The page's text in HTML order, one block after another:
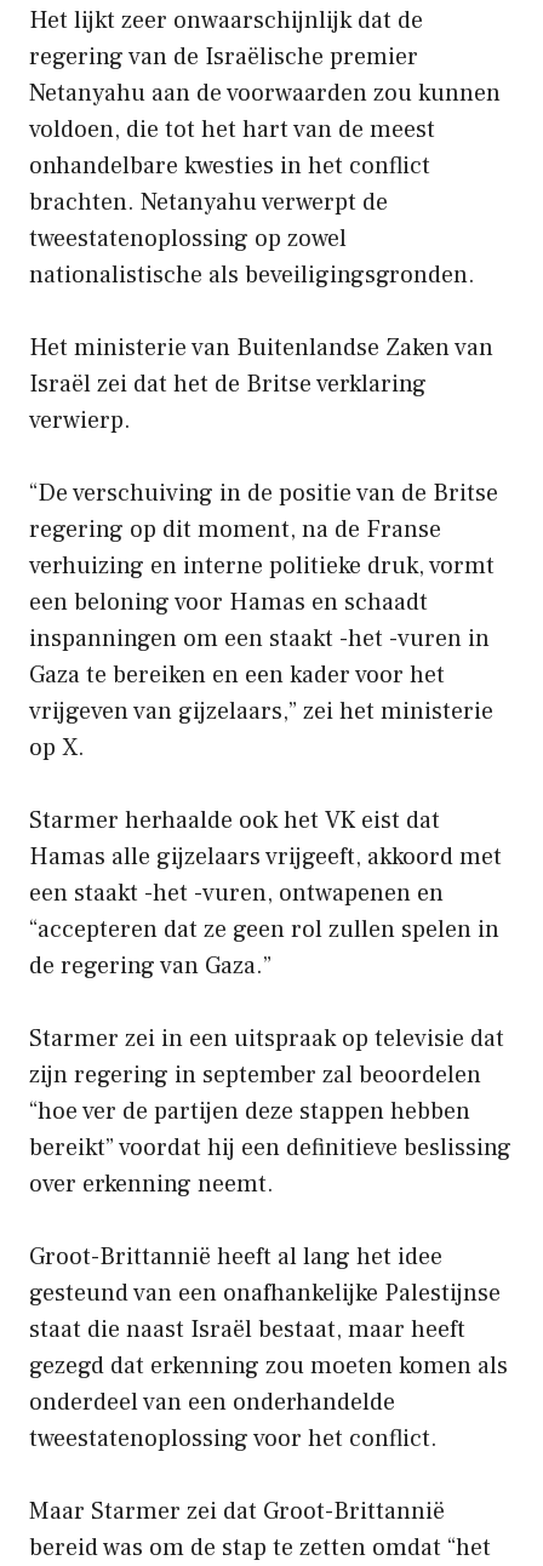
Het lijkt zeer onwaarschijnlijk dat de
regering van de Israëlische premier
Netanyahu aan de voorwaarden zou kunnen
voldoen, die tot het hart van de meest
onhandelbare kwesties in het conflict
brachten. Netanyahu verwerpt de
tweestatenoplossing op zowel
nationalistische als beveiligingsgronden.
Het ministerie van Buitenlandse Zaken van
Israël zei dat het de Britse verklaring
verwierp.
“De verschuiving in de positie van de Britse
regering op dit moment, na de Franse
verhuizing en interne politieke druk, vormt
een beloning voor Hamas en schaadt
inspanningen om een staakt -het -vuren in
Gaza te bereiken en een kader voor het
vrijgeven van gijzelaars,” zei het ministerie
op X.
Starmer herhaalde ook het VK eist dat
Hamas alle gijzelaars vrijgeeft, akkoord met
een staakt -het -vuren, ontwapenen en
“accepteren dat ze geen rol zullen spelen in
de regering van Gaza.”
Starmer zei in een uitspraak op televisie dat
zijn regering in september zal beoordelen
“hoe ver de partijen deze stappen hebben
bereikt” voordat hij een definitieve beslissing
over erkenning neemt.
Groot-Brittannië heeft al lang het idee
gesteund van een onafhankelijke Palestijnse
staat die naast Israël bestaat, maar heeft
gezegd dat erkenning zou moeten komen als
onderdeel van een onderhandelde
tweestatenoplossing voor het conflict.
Maar Starmer zei dat Groot-Brittannië
bereid was om de stap te zetten omdat “het